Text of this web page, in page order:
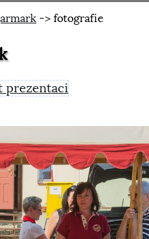
-> fotografie
prezentaci